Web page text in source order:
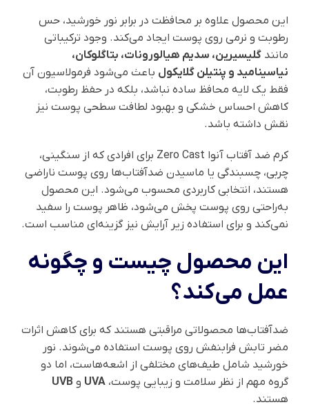
این محصول علاوه بر محافظت در برابر نور خورشید، حس
رطوبت و نرمی روی پوست ایجاد می‌کند. وجود ترکیباتی
مانند گلیسیرین، سدیم هیالورونات، بتاگلوکان،
نیاسینامید و پنتیلن گلایکول باعث می‌شود فرمولاسیون آن
فقط یک لایه محافظ ساده نباشد، بلکه در حفظ رطوبت،
کاهش احساس خشکی و بهبود لطافت سطحی پوست نیز
نقش داشته باشد.
کرم ضد آفتاب آنوا Zero Cast برای افرادی که از سنگینی،
چربی، چسبندگی یا ماسیدن ضدآفتاب‌ها روی پوست ناراضی
هستند، انتخابی کاربردی محسوب می‌شود. این محصول
به‌راحتی روی پوست پخش می‌شود، ظاهر پوست را سفید
نمی‌کند و برای استفاده زیر آرایش نیز گزینه‌ای مناسب است.
این محصول چیست و چگونه
عمل می‌کند؟
ضدآفتاب‌ها محصولاتی مراقبتی هستند که برای کاهش اثرات
مضر تابش فرابنفش روی پوست استفاده می‌شوند. نور
خورشید شامل طیف‌های مختلفی از اشعه‌هاست، اما دو
گروه مهم از نظر سلامت و زیبایی پوست، UVA و UVB
هستند.